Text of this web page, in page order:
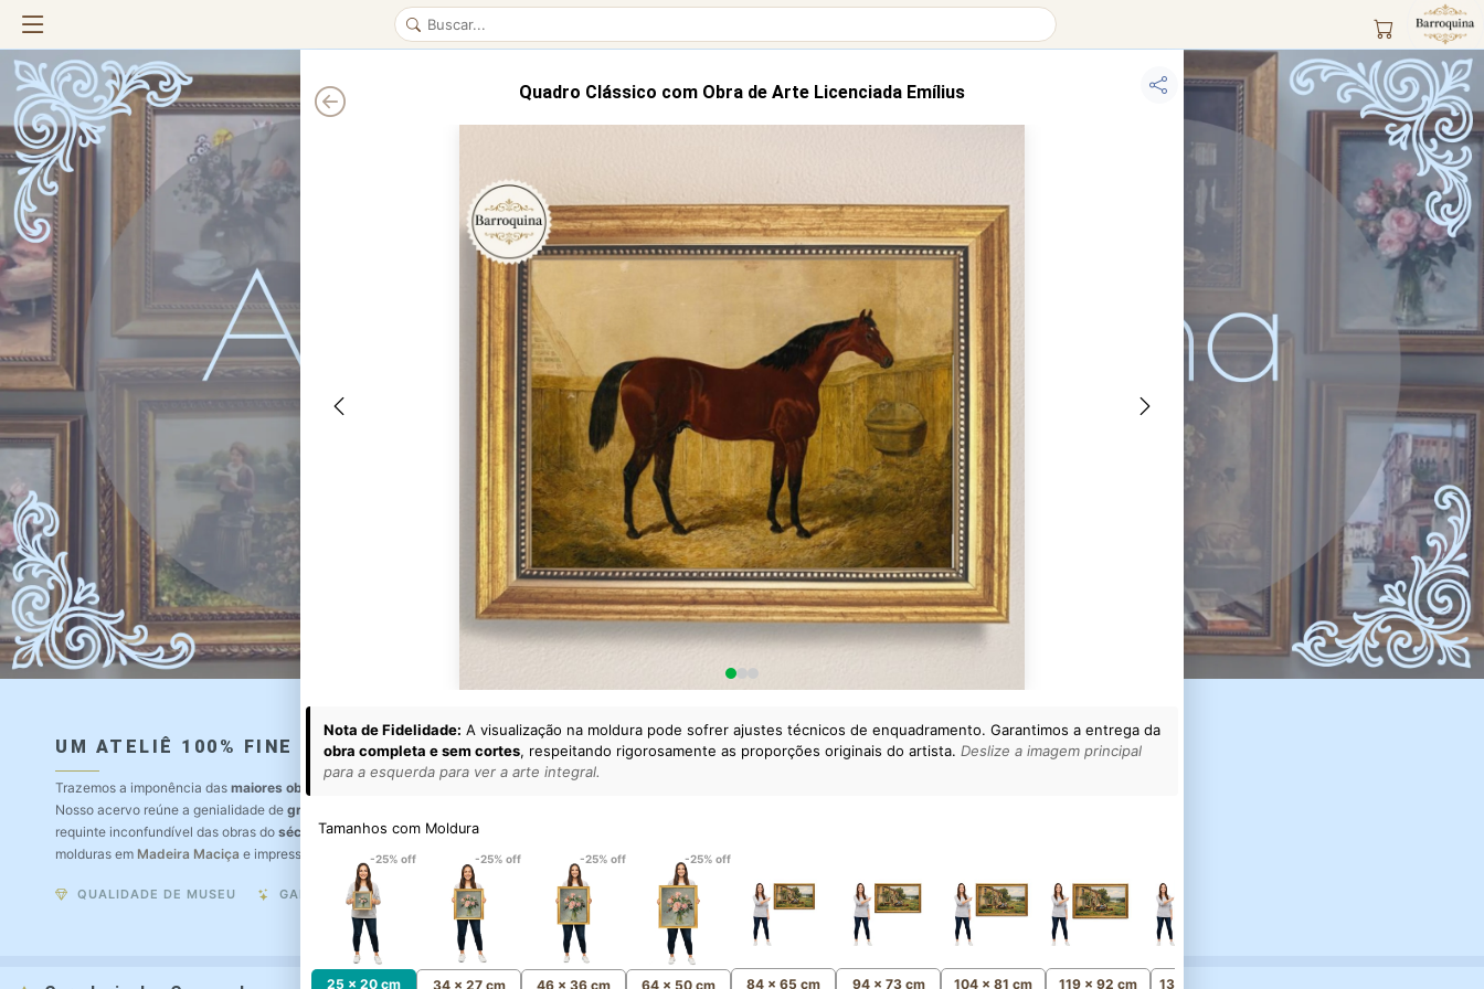
UM ATELIÊ 100% FINE ART
Trazemos a imponência das maiores obras de arte do mundo
Nosso acervo reúne a genialidade de grandes pintores renomados
requinte inconfundível das obras do século XIX. Produção artesanal em
molduras em Madeira Maciça e impressão com Pigmentação Mineral.
QUALIDADE DE MUSEU GARANTIA ETERNA
Quadro Clássico com Obra de Arte Licenciada Emílius
Nota de Fidelidade: A visualização na moldura pode sofrer ajustes técnicos de enquadramento. Garantimos a entrega da
obra completa e sem cortes, respeitando rigorosamente as proporções originais do artista. Deslize a imagem principal
para a esquerda para ver a arte integral.
Tamanhos com Moldura
-25% off
25 x 20 cm
-25% off
34 x 27 cm
-25% off
46 x 36 cm
-25% off
64 x 50 cm 84 x 65 cm 94 x 73 cm 104 x 81 cm 119 x 92 cm 134 x 104 cm